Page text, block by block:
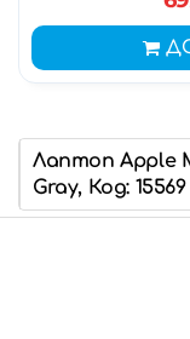
Лаптоп Apple
Gray, Код: 15569